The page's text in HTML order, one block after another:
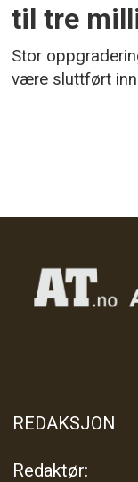
til tre
Stor
være sluttført
REDAKSJON
Redaktør: